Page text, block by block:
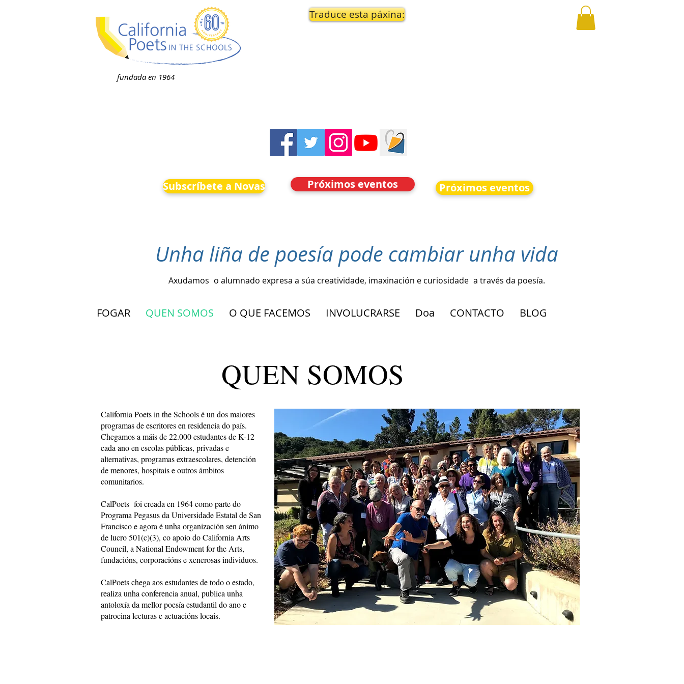
fundada en 1964
Traduce esta páxina:
Subscríbete a Novas Próximos eventos Próximos eventos
Unha liña de poesía pode cambiar unha vida
Axudamos o alumnado expresa a súa creatividade, imaxinación e curiosidade a través da poesía.
FOGAR QUEN SOMOS O QUE FACEMOS INVOLUCRARSE Doa CONTACTO BLOG
QUEN SOMOS
California Poets in the Schools é un dos maiores
programas de escritores en residencia do país.
Chegamos a máis de 22.000 estudantes de K-12
cada ano en escolas públicas, privadas e
alternativas, programas extraescolares, detención
de menores, hospitais e outros ámbitos
comunitarios.
CalPoets foi creada en 1964 como parte do
Programa Pegasus da Universidade Estatal de San
Francisco e agora é unha organización sen ánimo
de lucro 501(c)(3), co apoio do California Arts
Council, a National Endowment for the Arts,
fundacións, corporacións e xenerosas individuos.
CalPoets chega aos estudantes de todo o estado,
realiza unha conferencia anual, publica unha
antoloxía da mellor poesía estudantil do ano e
patrocina lecturas e actuacións locais.